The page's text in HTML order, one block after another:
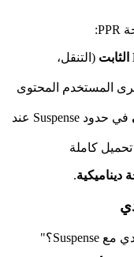
في حدود Suspense عند